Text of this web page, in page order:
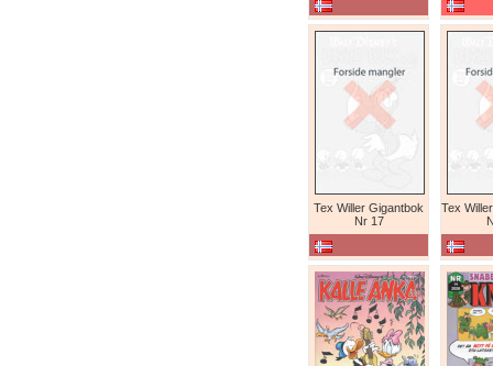
Tex Willer Gigantbok
Nr 17